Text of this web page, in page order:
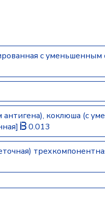
с
коклюша (с
0.013